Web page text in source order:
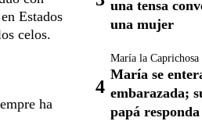
Estados
celos.
ha
una tensa
una mujer
María la Caprichosa
María se
embarazada;
papá responda